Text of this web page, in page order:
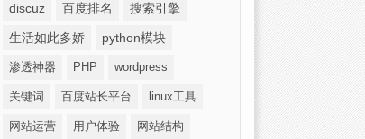
discuz 百度排名 搜索引擎
生活如此多娇 python模块
渗透神器 PHP wordpress
关键词 百度站长平台 linux工具
网站运营 用户体验 网站结构